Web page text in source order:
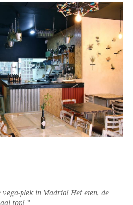
plek in Madrid! Het eten, de
top! ”